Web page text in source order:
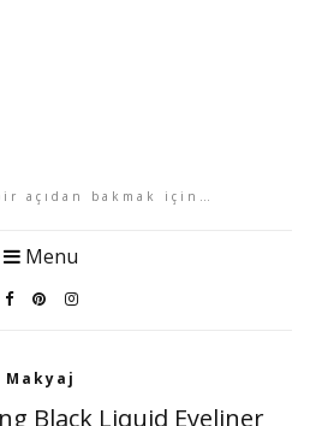
açıdan bakmak için…
Menu
Makyaj
Black Liquid Eyeliner